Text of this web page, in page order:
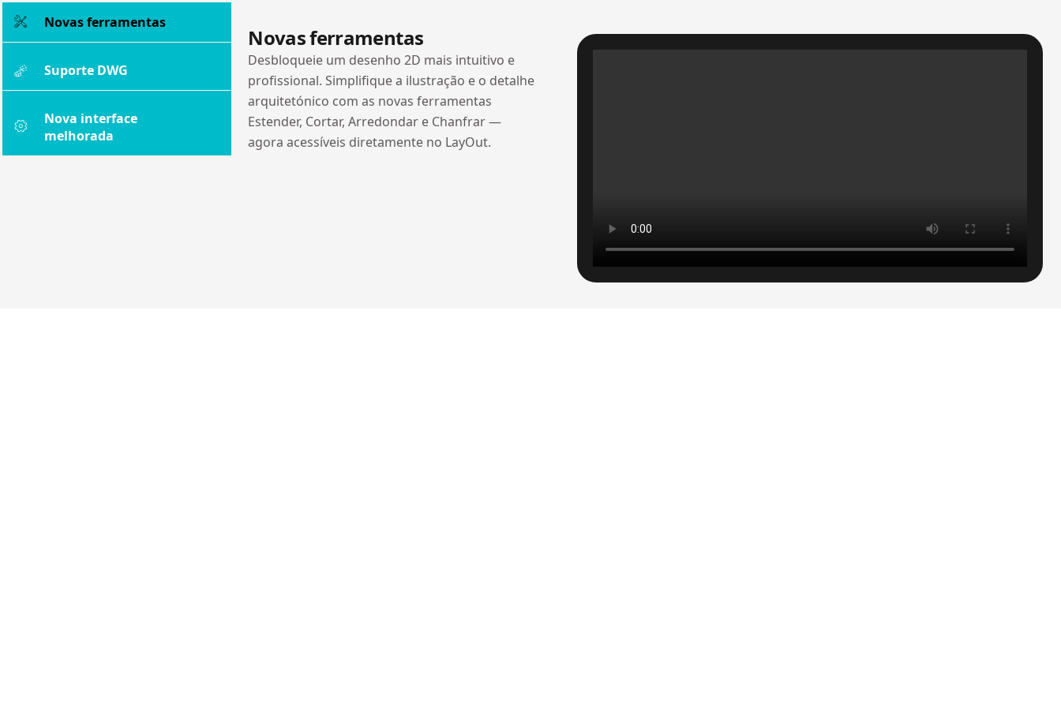
Novas ferramentas
Suporte DWG
Nova interface
melhorada
Novas ferramentas
Desbloqueie um desenho 2D mais intuitivo e
profissional. Simplifique a ilustração e o detalhe
arquitetónico com as novas ferramentas
Estender, Cortar, Arredondar e Chanfrar —
agora acessíveis diretamente no LayOut.